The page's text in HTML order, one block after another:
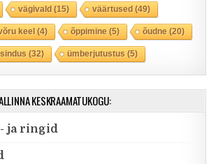
vägivald(15) väärtused(49)
keel(4) õppimine (5) õudne (20)
(32) ümberjutustus (5)
KESKRAAMATUKOGU:
ja ringid